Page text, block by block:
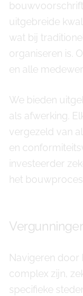
uitgebreide
wat bij
organiseren is.
en alle
We bieden
als afwerking.
vergezeld van
en
investeerder
het
Navigeren door
complex zijn,
specifieke